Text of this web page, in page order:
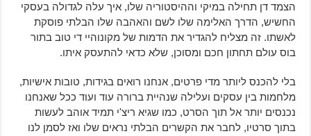
הצמד דן תחילה במיקי וההיסטוריה שלו, איך עלה לגדולה בעסקי
החשיש, הדרך האלימה שלו לשם והאהבה שלו הבלתי פוסקת
לאשתו. זה מצליח להגדיר את הדמות של מקונוהיי די טוב בתור
בוס עולם תחתון חכם ומסוכן, שלא כדאי להתעסק איתו.
בלי להכנס ליותר מדי פרטים, אנחנו רואים בגידות, טובות אישיות,
מלחמות בין עסקים ועלילה שנהיית ברורה עוד ועוד ככל שאנחנו
נכנסים יותר אל תוך הסרט, כמו שגיא ריצ'י תמיד אוהב לעשות
בתוך סרטיו, לחבר את הקשרים הבלתי נראים שלו ואז לסמן לנו